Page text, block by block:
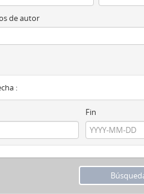
de autor
:
Fin